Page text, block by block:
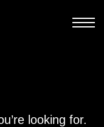
looking for.